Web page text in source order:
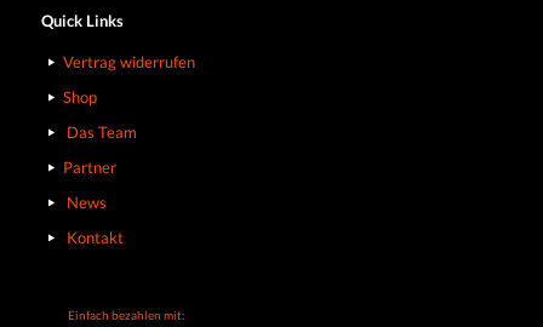
Quick Links
Vertrag widerrufen
Shop
Das Team
Partner
News
Kontakt
Einfach bezahlen mit: